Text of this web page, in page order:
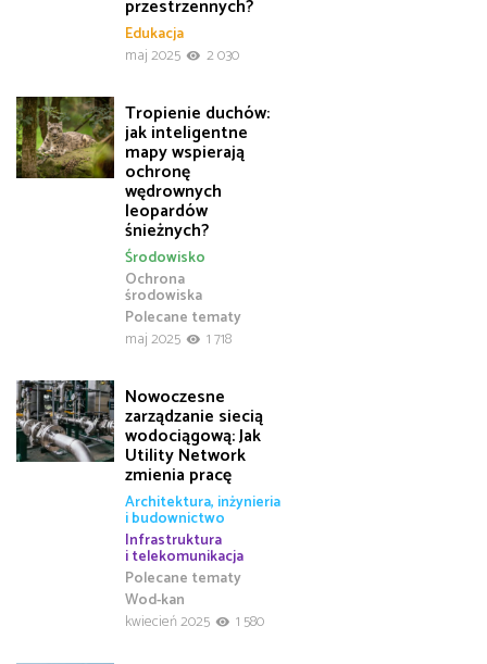
przestrzennych?
Edukacja
maj 2025
2 030
Tropienie duchów:
jak inteligentne
mapy wspierają
ochronę
wędrownych
leopardów
śnieżnych?
Ochrona
środowiska
Polecane tematy
Środowisko
maj 2025 1 718
Nowoczesne
zarządzanie siecią
wodociągową: Jak
Utility Network
zmienia pracę
Architektura, inżynieria
i budownictwo
Infrastruktura
i telekomunikacja
Polecane tematy
Wod-kan
kwiecień 2025
1 580